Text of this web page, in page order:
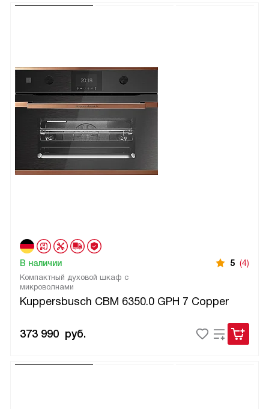
Компактный духовой шкаф с
микроволнами
Kuppersbusch CBM 6350.0 GPH 7 Copper
В наличии 5 (4)
373 990 руб.